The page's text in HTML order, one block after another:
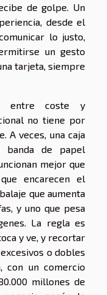
de golpe. Un
desde el
lo justo,
un gesto
tarjeta, siempre
entre coste y
no tiene por
A veces, una caja
banda de papel
mejor que
encarecen el
que aumenta
y uno que pesa
La regla es
y ve, y recortar
o dobles
con un comercio
millones de